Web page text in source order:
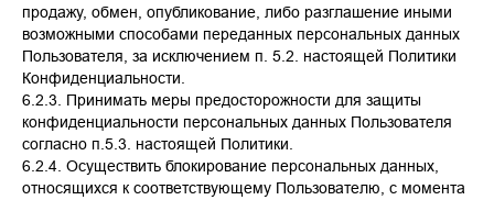
продажу, обмен, опубликование, либо разглашение иными
возможными способами переданных персональных данных
Пользователя, за исключением п. 5.2. настоящей Политики
Конфиденциальности.
6.2.3. Принимать меры предосторожности для защиты
конфиденциальности персональных данных Пользователя
согласно п.5.3. настоящей Политики.
6.2.4. Осуществить блокирование персональных данных,
относящихся к соответствующему Пользователю, с момента